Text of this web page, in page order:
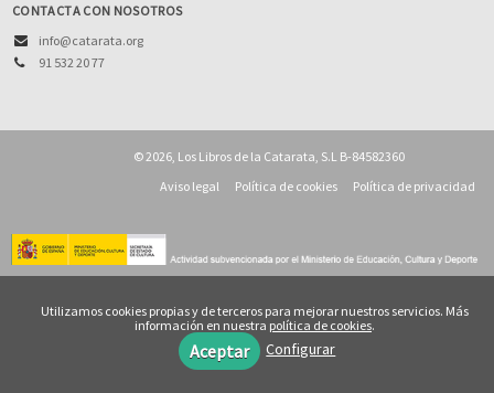
CONTACTA CON NOSOTROS
info@catarata.org
91 532 20 77
© 2026, Los Libros de la Catarata, S.L B-84582360
Aviso legal
Política de cookies Política de privacidad
Utilizamos cookies propias y de terceros para mejorar nuestros servicios. Más
información en nuestra política de cookies.
Aceptar Configurar